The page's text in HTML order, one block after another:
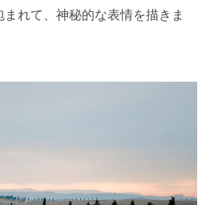
れて、神秘的な表情を描きま